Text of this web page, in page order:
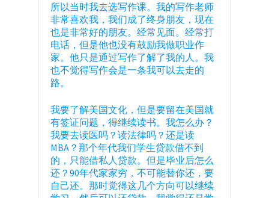
所以当时我去选写作课。我的写作老师
非常喜欢我，我们成了终身朋友，现在
也是非常好的朋友。经常见面。经常打
电话，但是他也没有鼓励我做职业作
家。他只是通过写作了解了我的人。我
也不觉得写作会是一条我可以去走的
路。
我要了解美国文化，但是要留在美国就
有签证问题，得继续读书。我怎么办？
我要去读医吗？读法律吗？还是读
MBA？那个年代我们学生贷款借不到
的，只能借私人贷款。但是毕业后怎么
还？90年代家家穷，不可能替你还，要
自己还。那时觉得这几个方向可以继续